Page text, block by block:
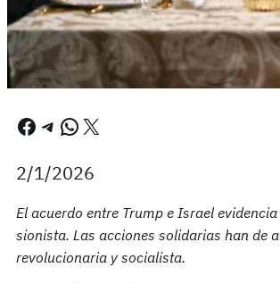
Facebook Telegram WhatsApp X
2/1/2026
El acuerdo entre Trump e Israel
sionista. Las acciones solidarias han de
revolucionaria y socialista.